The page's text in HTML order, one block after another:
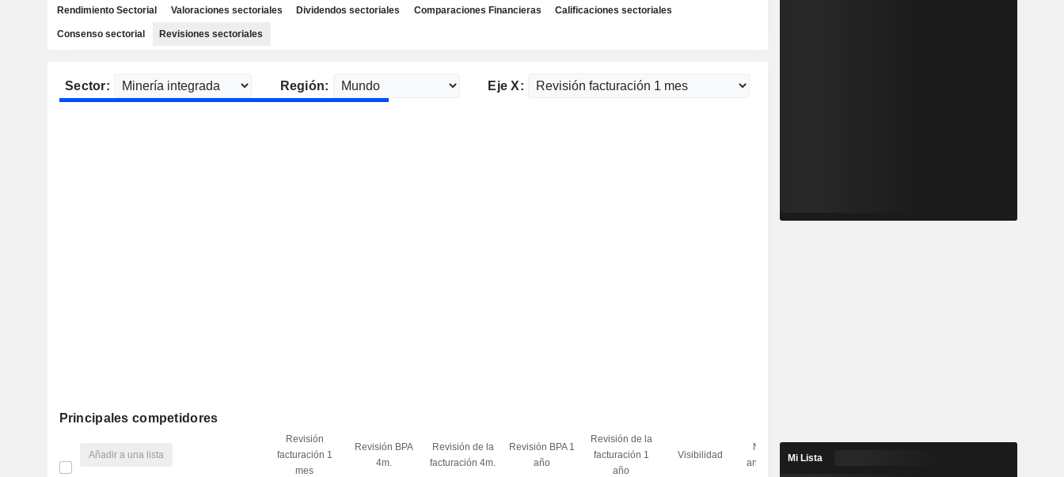
Rendimiento Sectorial Valoraciones sectoriales Dividendos sectoriales Comparaciones Financieras Calificaciones sectoriales
Consenso sectorial Revisiones sectoriales
Sector: Región: Eje X:
Principales competidores
Añadir a una lista
Revisión
facturación 1
mes
Revisión BPA
4m.
Revisión de la
facturación 4m.
Revisión BPA 1
año
Revisión de la
facturación 1
año
Visibilidad
N.º de
analistas
Mi Lista